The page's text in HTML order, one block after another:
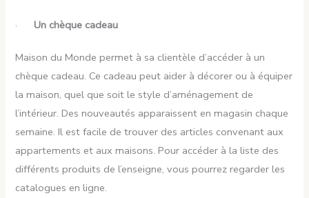
·Un chèque cadeau
Maison du Monde permet à sa clientèle d’accéder à un
chèque cadeau. Ce cadeau peut aider à décorer ou à équiper
la maison, quel que soit le style d’aménagement de
l’intérieur. Des nouveautés apparaissent en magasin chaque
semaine. Il est facile de trouver des articles convenant aux
appartements et aux maisons. Pour accéder à la liste des
différents produits de l’enseigne, vous pourrez regarder les
catalogues en ligne.